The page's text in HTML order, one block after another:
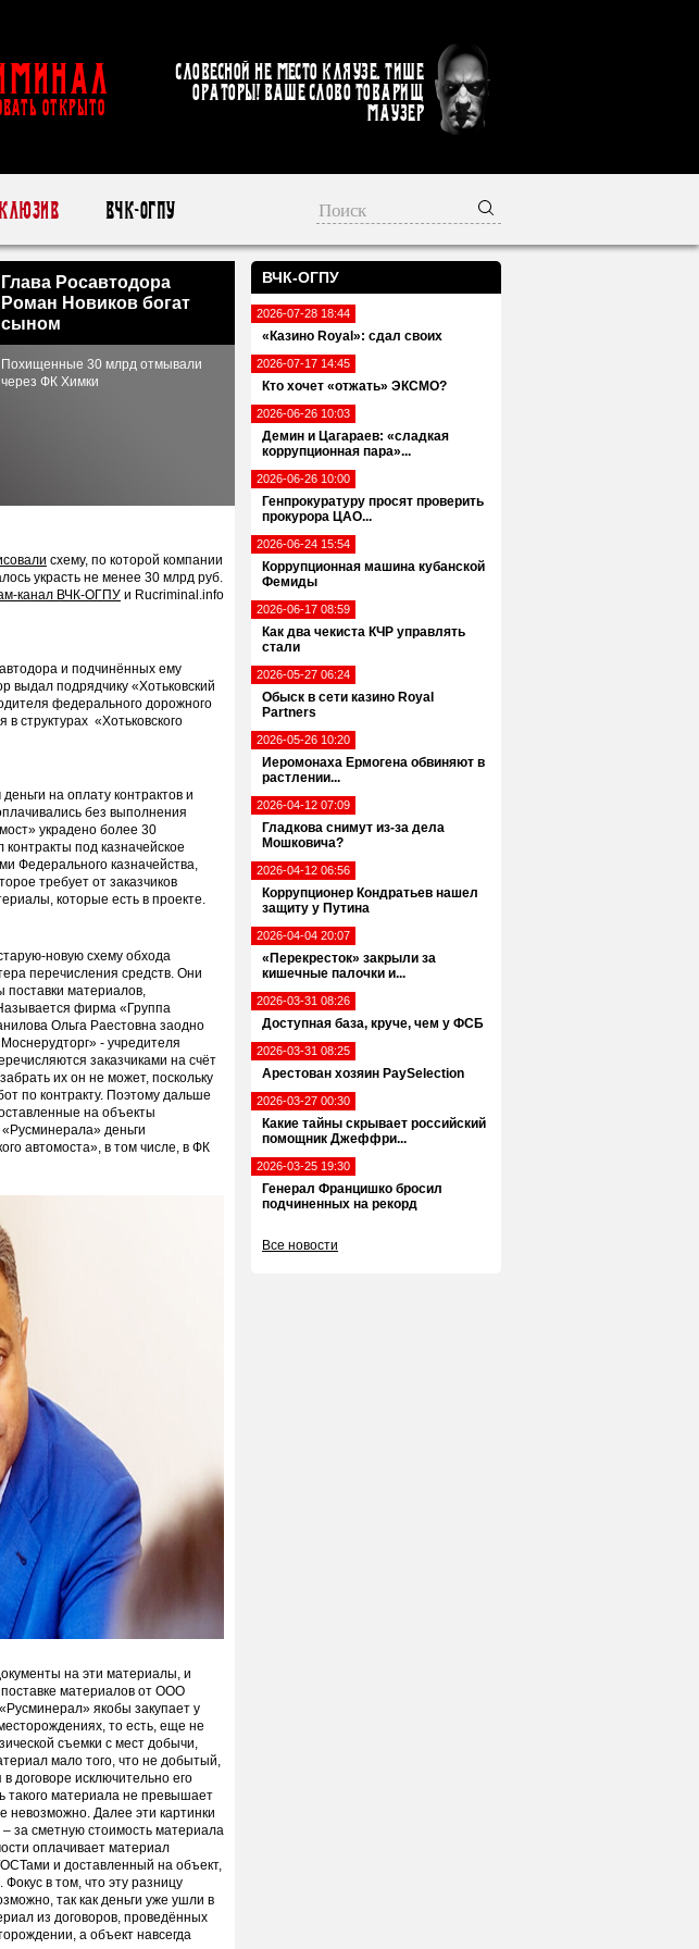
ОТКРЫТО
Словесной не место кляузе. Тише
ораторы! Ваше слово товарищ
Маузер
ВЧК-ОГПУ
ВЧК-ОГПУ
2026-07-28 18:44
«Казино Royal»: сдал своих
2026-07-17 14:45
Кто хочет «отжать» ЭКСМО?
2026-06-26 10:03
Демин и Цагараев: «сладкая
коррупционная пара»...
2026-06-26 10:00
Генпрокуратуру просят проверить
прокурора ЦАО...
2026-06-24 15:54
Коррупционная машина кубанской
Фемиды
2026-06-17 08:59
Как два чекиста КЧР управлять
стали
2026-05-27 06:24
Обыск в сети казино Royal
Partners
2026-05-26 10:20
Иеромонаха Ермогена обвиняют в
растлении...
2026-04-12 07:09
Гладкова снимут из-за дела
Мошковича?
2026-04-12 06:56
Коррупционер Кондратьев нашел
защиту у Путина
2026-04-04 20:07
«Перекресток» закрыли за
кишечные палочки и...
2026-03-31 08:26
Доступная база, круче, чем у ФСБ
2026-03-31 08:25
Арестован хозяин PaySelection
2026-03-27 00:30
Какие тайны скрывает российский
помощник Джеффри...
2026-03-25 19:30
Генерал Францишко бросил
подчиненных на рекорд
Все новости
Глава Росавтодора
Роман Новиков богат
сыном
Похищенные 30 млрд отмывали
через ФК Химки
схему, по которой компании
украсть не менее 30 млрд руб.
канал ВЧК-ОГПУ и Rucriminal.info
и подчинённых ему
выдал подрядчику «Хотьковский
федерального дорожного
структурах «Хотьковского
на оплату контрактов и
без выполнения
украдено более 30
под казначейское
Федерального казначейства,
требует от заказчиков
которые есть в проекте.
новую схему обхода
перечисления средств. Они
поставки материалов,
фирма «Группа
Ольга Раестовна заодно
- учредителя
заказчиками на счёт
их он не может, поскольку
по контракту. Поэтому дальше
на объекты
деньги
автомоста», в том числе, в ФК
на эти материалы, и
поставке материалов от ООО
якобы закупает у
то есть, еще не
съемки с мест добычи,
мало того, что не добытый,
договоре исключительно его
такого материала не превышает
невозможно. Далее эти картинки
за сметную стоимость материала
оплачивает материал
и доставленный на объект,
в том, что эту разницу
так как деньги уже ушли в
из договоров, проведённых
а объект навсегда